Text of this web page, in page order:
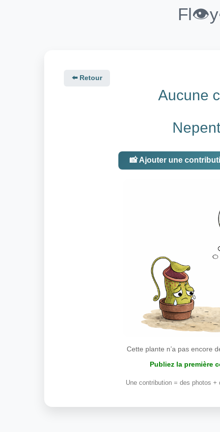
⬅️ Retour
Aucune
📸 Ajouter une
Cette plante n’a pas encore
Publiez la première
Une contribution = des photos